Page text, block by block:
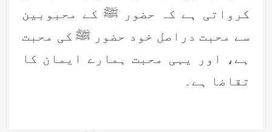
کرواتی ہے کہ حضور ﷺ کے محبوبین
سے محبت دراصل خود حضور ﷺ کی محبت
ہے، اور یہی محبت ہمارے ایمان کا
تقاضا ہے۔